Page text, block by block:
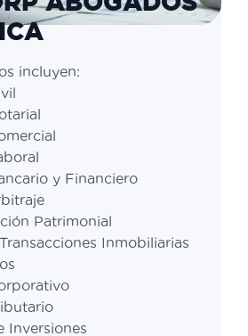
incluyen:
y Financiero
Patrimonial
Inmobiliarias
Inversiones